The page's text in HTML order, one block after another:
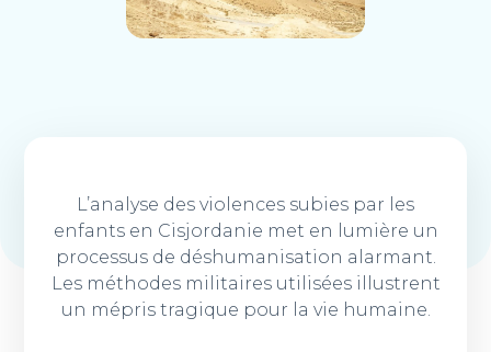
L’analyse des violences subies par les
enfants en Cisjordanie met en lumière un
processus de déshumanisation alarmant.
Les méthodes militaires utilisées illustrent
un mépris tragique pour la vie humaine.